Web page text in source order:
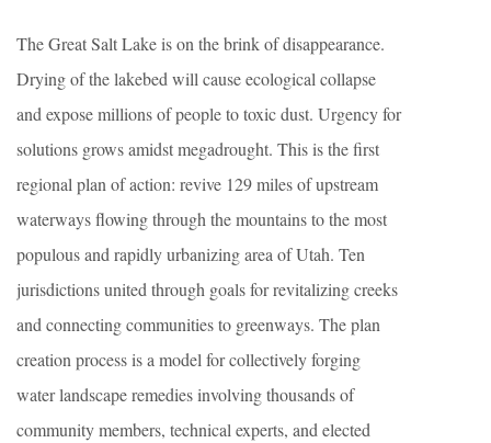
The Great Salt Lake is on the brink of disappearance.
Drying of the lakebed will cause ecological collapse
and expose millions of people to toxic dust. Urgency for
solutions grows amidst megadrought. This is the first
regional plan of action: revive 129 miles of upstream
waterways flowing through the mountains to the most
populous and rapidly urbanizing area of Utah. Ten
jurisdictions united through goals for revitalizing creeks
and connecting communities to greenways. The plan
creation process is a model for collectively forging
water landscape remedies involving thousands of
community members, technical experts, and elected